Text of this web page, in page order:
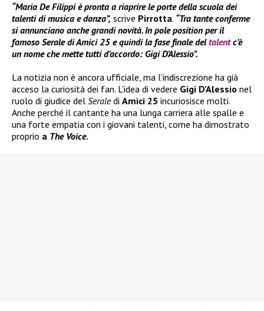
“Maria De Filippi è pronta a riaprire le porte della scuola dei
talenti di musica e danza”, scrive Pirrotta. “Tra tante conferme
si annunciano anche grandi novità. In pole position per il
famoso Serale di Amici 25 e quindi la fase finale deltalentc’è
un nome che mette tutti d’accordo: Gigi D’Alessio”.
La notizia non è ancora ufficiale, ma l’indiscrezione ha già
acceso la curiosità dei fan. L’idea di vedere Gigi D’Alessio nel
ruolo di giudice del Seraledi Amici 25 incuriosisce molti.
Anche perché il cantante ha una lunga carriera alle spalle e
una forte empatia con i giovani talenti, come ha dimostrato
proprio a The Voice.